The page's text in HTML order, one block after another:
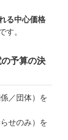
る中心価格
す。
予算の決
／団体）を
せのみ）を